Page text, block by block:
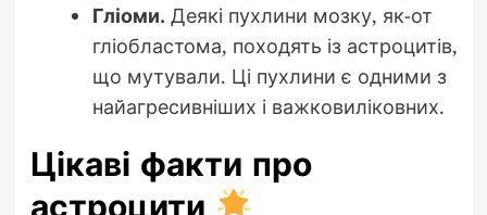
Гліоми. Деякі пухлини мозку, як-от
гліобластома, походять із астроцитів,
що мутували. Ці пухлини є одними з
найагресивніших і важковиліковних.
Цікаві факти про